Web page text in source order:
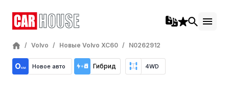
/ Volvo / Новые Volvo XC60 / N0262912
Новое авто Гибрид 4WD